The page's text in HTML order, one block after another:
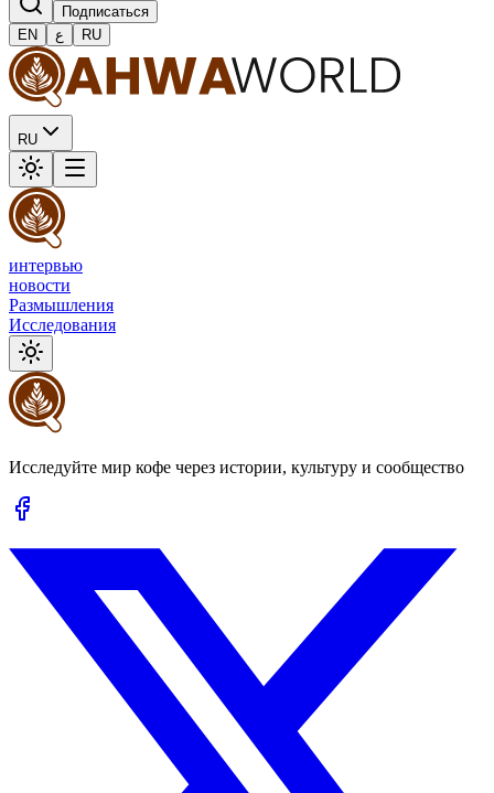
Подписаться
EN
ع RU
RU
интервью
новости
Размышления
Исследования
Исследуйте мир кофе через истории, культуру и сообщество